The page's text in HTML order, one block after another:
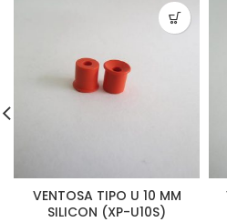
VENTOSA TIPO U 10 MM
SILICON (XP-U10S)